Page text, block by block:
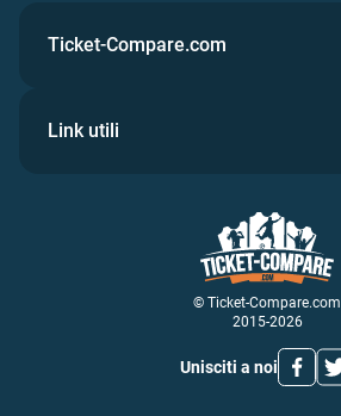
© Ticket-Compare.com
2015-2026
Unisciti a noi
Ticket-Compare.com
Link utili